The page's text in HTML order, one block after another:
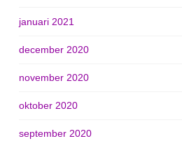
januari 2021
december 2020
november 2020
oktober 2020
september 2020